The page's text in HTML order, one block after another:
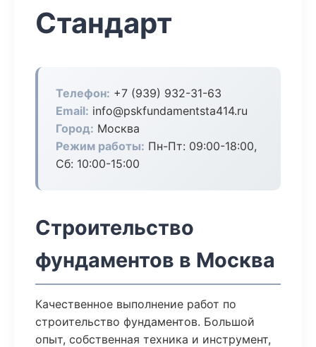
Стандарт
Телефон: +7 (939) 932-31-63
Email: info@pskfundamentsta414.ru
Город: Москва
Режим работы: Пн-Пт: 09:00-18:00,
Сб: 10:00-15:00
Строительство
фундаментов в Москва
Качественное выполнение работ по
строительство фундаментов. Большой
опыт, собственная техника и инструмент,